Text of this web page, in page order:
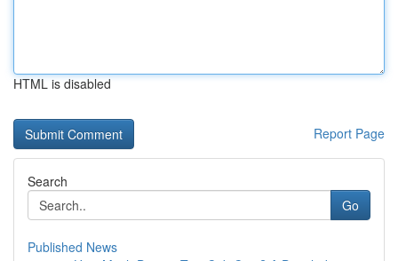
HTML is disabled
Report Page
Search
Go
Published News